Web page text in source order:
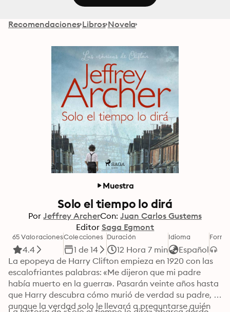
Recomendaciones Libros Novela
Muestra
Solo el tiempo lo dirá
Por Jeffrey ArcherCon: Juan Carlos Gustems
Editor Saga Egmont
65 Valoraciones
4.4
Colecciones
1 de 14
Duración
12 Hora 7 min
Idioma
Español
La epopeya de Harry Clifton empieza en 1920 con las
escalofriantes palabras: «Me dijeron que mi padre
había muerto en la guerra». Pasarán veinte años hasta
que Harry descubra cómo murió de verdad su padre,
aunque la verdad solo le llevará a preguntarse quién